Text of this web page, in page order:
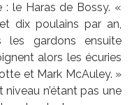
le Haras de Bossy. «
dix poulains par an,
les gardons ensuite
alors les écuries
et Mark McAuley. »
n’étant pas une